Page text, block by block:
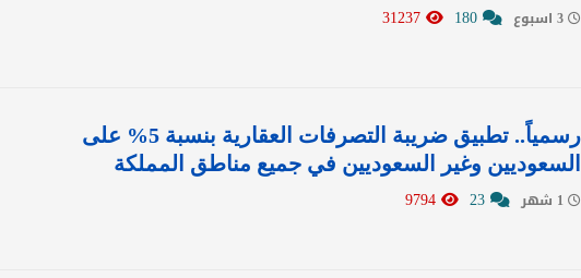
رسمياً.. تطبيق ضريبة التصرفات العقارية بنسبة 5% على
السعوديين وغير السعوديين في جميع مناطق المملكة